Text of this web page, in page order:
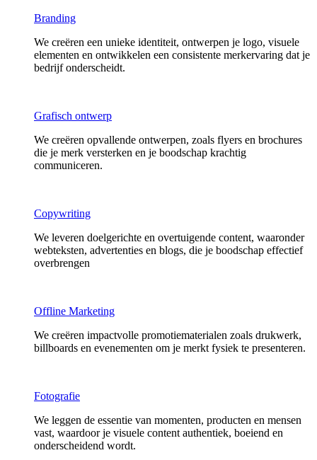
Branding
We creëren een unieke identiteit, ontwerpen je logo, visuele
elementen en ontwikkelen een consistente merkervaring dat je
bedrijf onderscheidt.
Grafisch ontwerp
We creëren opvallende ontwerpen, zoals flyers en brochures
die je merk versterken en je boodschap krachtig
communiceren.
Copywriting
We leveren doelgerichte en overtuigende content, waaronder
webteksten, advertenties en blogs, die je boodschap effectief
overbrengen
Offline Marketing
We creëren impactvolle promotiematerialen zoals drukwerk,
billboards en evenementen om je merkt fysiek te presenteren.
Fotografie
We leggen de essentie van momenten, producten en mensen
vast, waardoor je visuele content authentiek, boeiend en
onderscheidend wordt.